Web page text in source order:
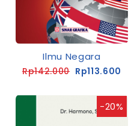
Ilmu Negara
Rp142.000 Rp113.600
-20%